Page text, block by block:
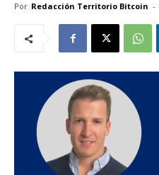
Por Redacción Territorio Bitcoin -